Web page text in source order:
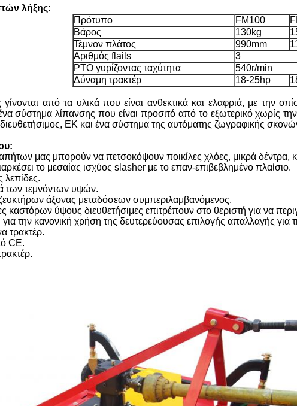
λήξης:
Πρότυπο
FM100
Βάρος
130kg
Τέμνον πλάτος
990mm
Αριθμός flails
3
PTO γυρίζοντας ταχύτητα
540r/min
Δύναμη τρακτέρ
18-25hp
γίνονται από τα υλικά που είναι ανθεκτικά και ελαφριά, με την
σύστημα λίπανσης που είναι προσιτό από το εξωτερικό χωρίς
ΕΚ και ένα σύστημα της αυτόματης ζωγραφικής
μας μπορούν να πετσοκόψουν ποικίλες χλόες, μικρά δέντρα,
το μεσαίας ισχύος slasher με το επαν-επιβεβλημένο πλαίσιο.
λεπίδες.
των τεμνόντων υψών.
άξονας μεταδόσεων συμπεριλαμβανόμενος.
καστόρων ύψους διευθετήσιμες επιτρέπουν στο θεριστή για να
την κανονική χρήση της δευτερεύουσας επιλογής απαλλαγής για
τρακτέρ.
CE.